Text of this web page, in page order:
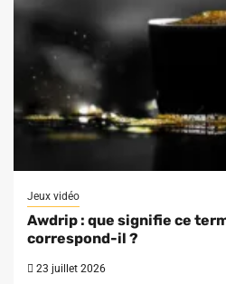
Jeux vidéo
Awdrip : que signifie ce
correspond-il ?
23 juillet 2026